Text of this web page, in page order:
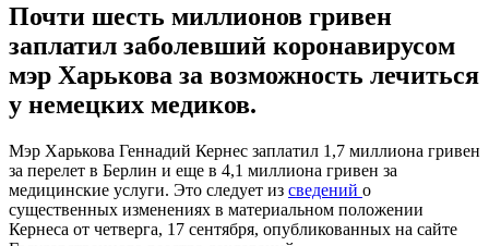
Почти шесть миллионов гривен
заплатил заболевший коронавирусом
мэр Харькова за возможность лечиться
у немецких медиков.
Мэр Харькова Геннадий Кернес заплатил 1,7 миллиона гривен
за перелет в Берлин и еще в 4,1 миллиона гривен за
медицинские услуги. Это следует из сведений о
существенных изменениях в материальном положении
Кернеса от четверга, 17 сентября, опубликованных на сайте